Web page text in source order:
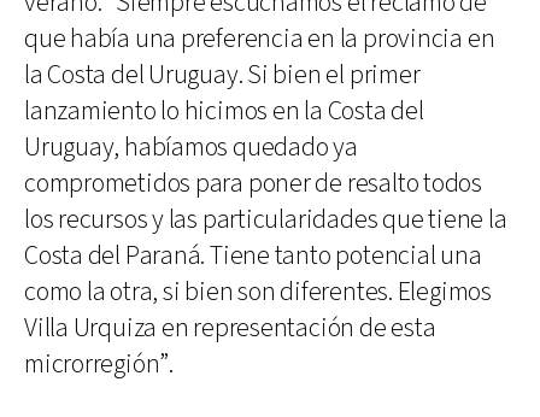
que había una preferencia en la provincia en
la Costa del Uruguay. Si bien el primer
lanzamiento lo hicimos en la Costa del
Uruguay, habíamos quedado ya
comprometidos para poner de resalto todos
los recursos y las particularidades que tiene la
Costa del Paraná. Tiene tanto potencial una
como la otra, si bien son diferentes. Elegimos
Villa Urquiza en representación de esta
microrregión”.